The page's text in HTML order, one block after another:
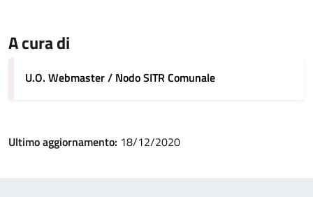
A cura di
U.O. Webmaster / Nodo SITR Comunale
Ultimo aggiornamento: 18/12/2020